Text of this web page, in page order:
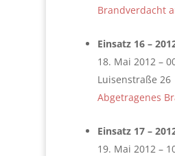
Brandverdacht
Einsatz 16 –
18. Mai 2012 –
Luisenstraße 26
Abgetragenes
Einsatz 17 –
19. Mai 2012 –